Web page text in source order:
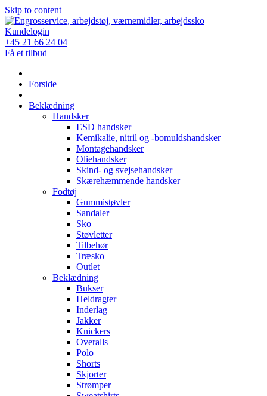
Skip to content
Kundelogin
+45 21 66 24 04
Få et tilbud
Forside
Beklædning
Handsker
ESD handsker
Kemikalie, nitril og -bomuldshandsker
Montagehandsker
Oliehandsker
Skind- og svejsehandsker
Skærehæmmende handsker
Fodtøj
Gummistøvler
Sandaler
Sko
Støvletter
Tilbehør
Træsko
Outlet
Beklædning
Bukser
Heldragter
Inderlag
Jakker
Knickers
Overalls
Polo
Shorts
Skjorter
Strømper